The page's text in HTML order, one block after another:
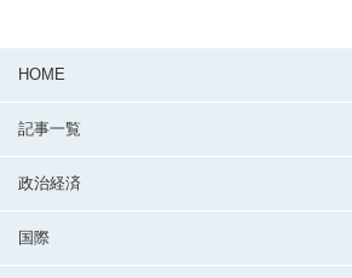
HOME
記事一覧
政治経済
国際